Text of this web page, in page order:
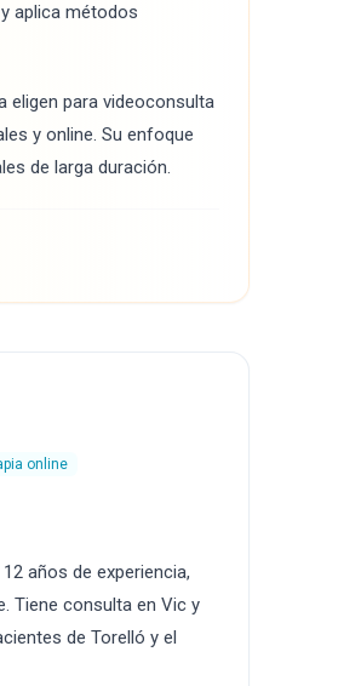
aplica métodos
eligen para videoconsulta
y online. Su enfoque
de larga duración.
online
años de experiencia,
Tiene consulta en Vic y
de Torelló y el